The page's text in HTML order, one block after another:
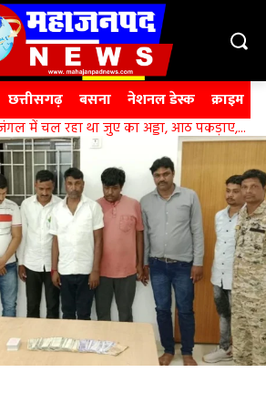
छत्तीसगढ़ बसना नेशनल डेस्क क्राइम
में चल रहा था जुए का अड्डा, आठ पकड़ाए,...